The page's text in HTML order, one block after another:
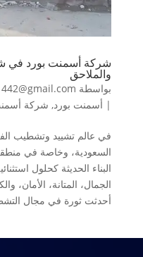
شركة أسمنت بورد في
والملاحق
بواسطة
| أسمنت بورد, شركة
في عالم تشييد وتشطيب
السعودية، وخاصة في
البناء الحديثة كحلول
الجمال، المتانة، الأمان،
أحدثت ثورة في مجال